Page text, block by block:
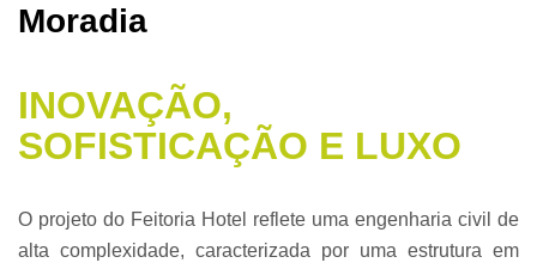
Moradia
INOVAÇÃO,
SOFISTICAÇÃO E LUXO
O projeto do Feitoria Hotel reflete uma engenharia civil de
alta complexidade, caracterizada por uma estrutura em